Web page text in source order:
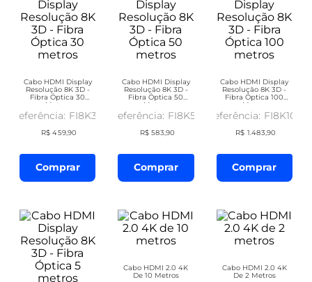
Cabo HDMI Display
Resolução 8K 3D -
Fibra Óptica 30
Metros
FI8K30
R$ 459,90
Comprar
Cabo HDMI Display
Resolução 8K 3D -
Fibra Óptica 50
Metros
FI8K50
R$ 583,90
Comprar
Cabo HDMI Display
Resolução 8K 3D -
Fibra Óptica 100
Metros
FI8K100
R$ 1.483,90
Comprar
Cabo HDMI 2.0 4K
De 10 Metros
Cabo HDMI 2.0 4K
De 2 Metros